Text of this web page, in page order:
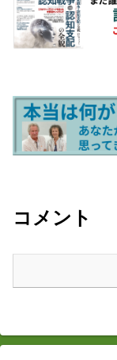
コメント